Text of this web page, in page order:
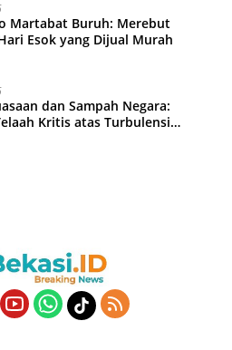
Martabat Buruh: Merebut
Esok yang Dijual Murah
dan Sampah Negara:
Kritis atas Turbulensi